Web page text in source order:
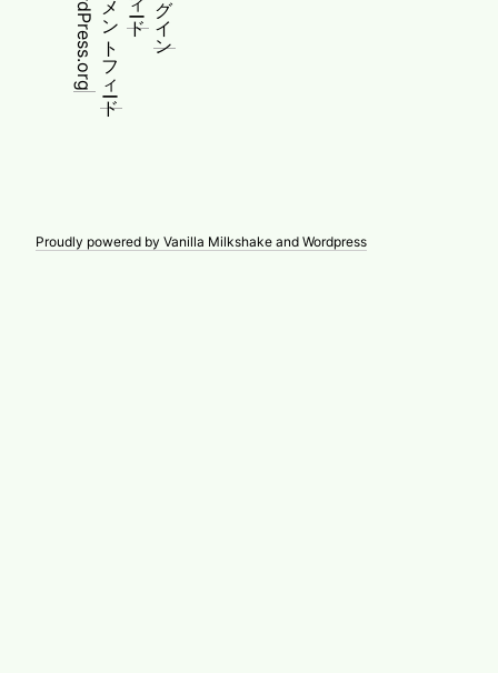
コメントフィード
WordPress.org
Proudly powered by Vanilla Milkshake and Wordpress